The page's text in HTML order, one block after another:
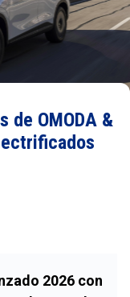
de OMODA &
2026 con